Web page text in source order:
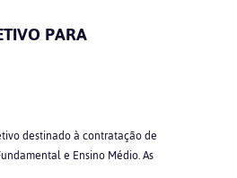
PARA
destinado à contratação de
e Ensino Médio. As